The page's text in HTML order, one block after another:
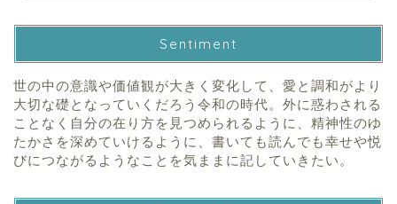
Sentiment
世の中の意識や価値観が大きく変化して、愛と調和がより
大切な礎となっていくだろう令和の時代。外に惑わされる
ことなく自分の在り方を見つめられるように、精神性のゆ
たかさを深めていけるように、書いても読んでも幸せや悦
びにつながるようなことを気ままに記していきたい。